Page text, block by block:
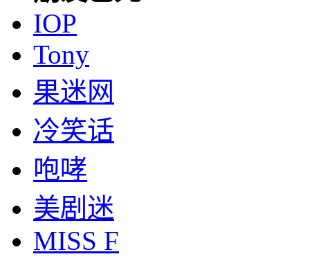
IOP
Tony
果迷网
冷笑话
咆哮
美剧迷
MISS F